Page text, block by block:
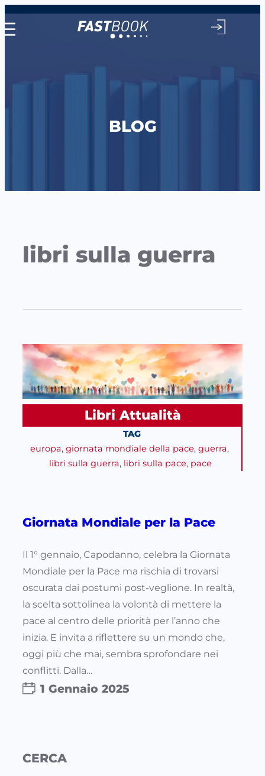
Vai
al
BLOG
libri sulla guerra
Libri, Attualità
TAG
europa, giornata mondiale della pace, guerra,
libri sulla guerra, libri sulla pace, pace
Giornata Mondiale per la Pace
Il 1° gennaio, Capodanno, celebra la Giornata
Mondiale per la Pace ma rischia di trovarsi
oscurata dai postumi post-veglione. In realtà,
la scelta sottolinea la volontà di mettere la
pace al centro delle priorità per l’anno che
inizia. E invita a riflettere su un mondo che,
oggi più che mai, sembra sprofondare nei
conflitti. Dalla…
1 Gennaio 2025
CERCA